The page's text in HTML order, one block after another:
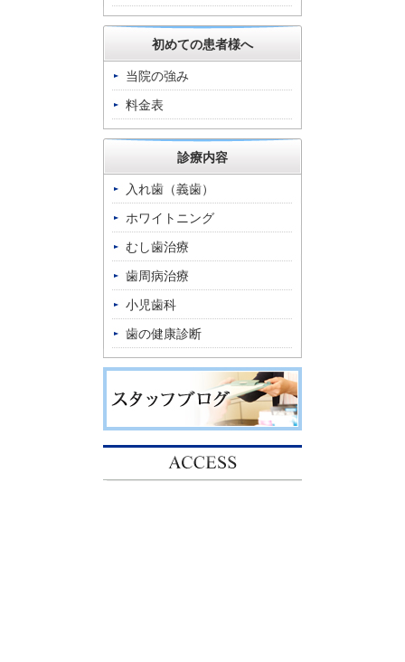
初めての患者様へ
当院の強み
料金表
診療内容
入れ歯（義歯）
ホワイトニング
むし歯治療
歯周病治療
小児歯科
歯の健康診断